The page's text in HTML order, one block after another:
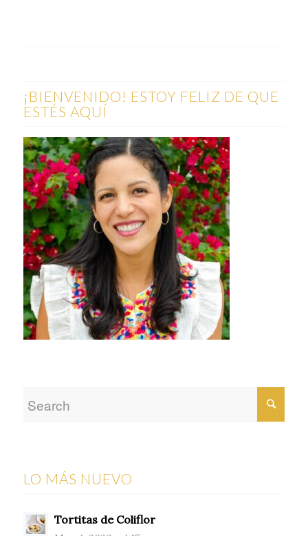
¡BIENVENIDO! ESTOY FELIZ DE QUE
ESTÉS AQUÍ
LO MÁS NUEVO
Tortitas de Coliflor